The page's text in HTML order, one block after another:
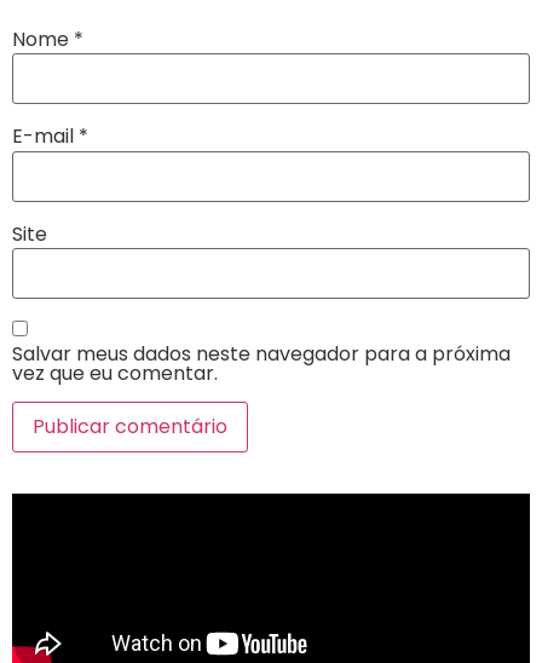
Nome *
E-mail *
Site
Salvar meus dados neste navegador para a próxima
vez que eu comentar.